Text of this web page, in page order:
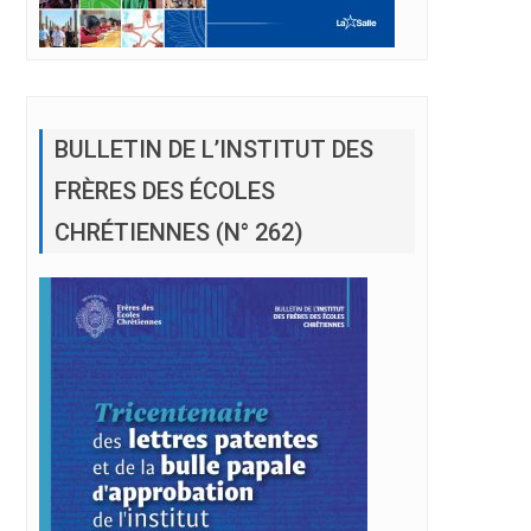
de la MEL
FRÈRES DES ÉCOLES
CHRÉTIENNES (N° 262)